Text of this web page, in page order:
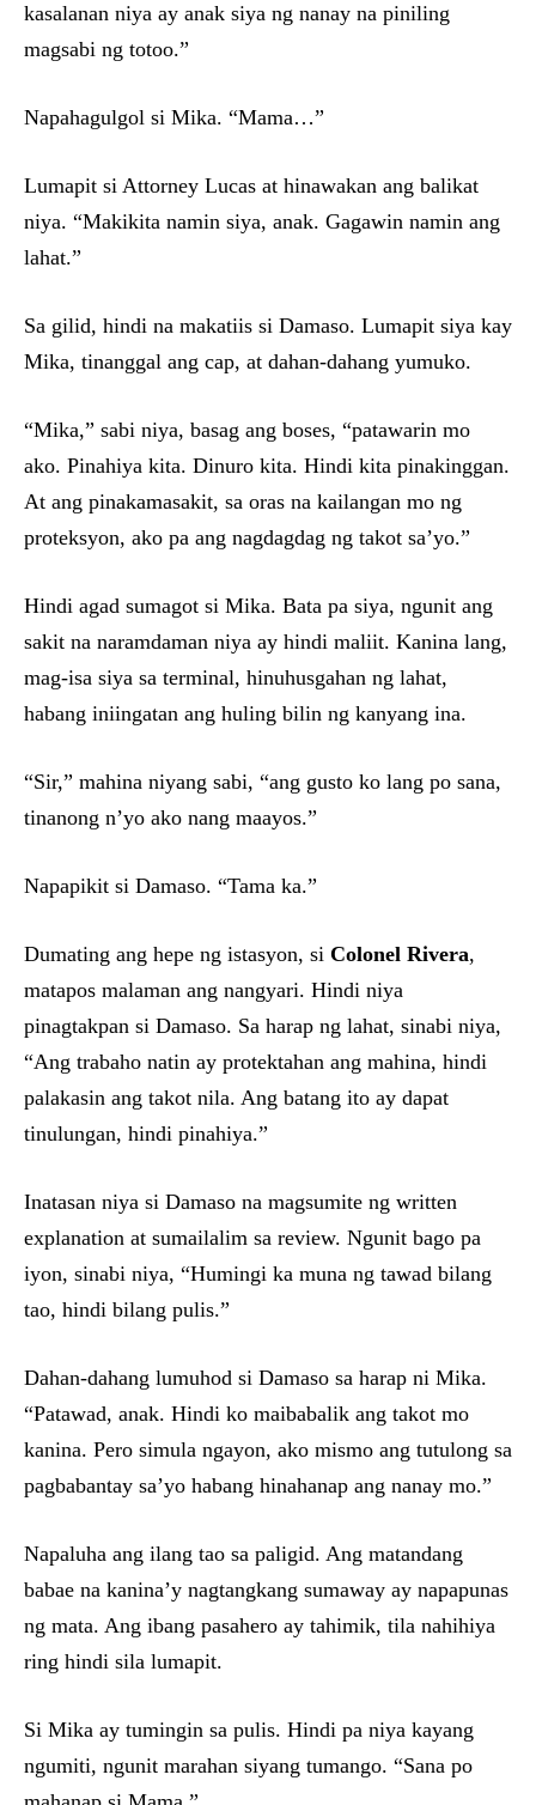
kasalanan niya ay anak siya ng nanay na piniling
magsabi ng totoo.”
Napahagulgol si Mika. “Mama…”
Lumapit si Attorney Lucas at hinawakan ang balikat
niya. “Makikita namin siya, anak. Gagawin namin ang
lahat.”
Sa gilid, hindi na makatiis si Damaso. Lumapit siya kay
Mika, tinanggal ang cap, at dahan-dahang yumuko.
“Mika,” sabi niya, basag ang boses, “patawarin mo
ako. Pinahiya kita. Dinuro kita. Hindi kita pinakinggan.
At ang pinakamasakit, sa oras na kailangan mo ng
proteksyon, ako pa ang nagdagdag ng takot sa’yo.”
Hindi agad sumagot si Mika. Bata pa siya, ngunit ang
sakit na naramdaman niya ay hindi maliit. Kanina lang,
mag-isa siya sa terminal, hinuhusgahan ng lahat,
habang iniingatan ang huling bilin ng kanyang ina.
“Sir,” mahina niyang sabi, “ang gusto ko lang po sana,
tinanong n’yo ako nang maayos.”
Napapikit si Damaso. “Tama ka.”
Dumating ang hepe ng istasyon, si Colonel Rivera,
matapos malaman ang nangyari. Hindi niya
pinagtakpan si Damaso. Sa harap ng lahat, sinabi niya,
“Ang trabaho natin ay protektahan ang mahina, hindi
palakasin ang takot nila. Ang batang ito ay dapat
tinulungan, hindi pinahiya.”
Inatasan niya si Damaso na magsumite ng written
explanation at sumailalim sa review. Ngunit bago pa
iyon, sinabi niya, “Humingi ka muna ng tawad bilang
tao, hindi bilang pulis.”
Dahan-dahang lumuhod si Damaso sa harap ni Mika.
“Patawad, anak. Hindi ko maibabalik ang takot mo
kanina. Pero simula ngayon, ako mismo ang tutulong sa
pagbabantay sa’yo habang hinahanap ang nanay mo.”
Napaluha ang ilang tao sa paligid. Ang matandang
babae na kanina’y nagtangkang sumaway ay napapunas
ng mata. Ang ibang pasahero ay tahimik, tila nahihiya
ring hindi sila lumapit.
Si Mika ay tumingin sa pulis. Hindi pa niya kayang
ngumiti, ngunit marahan siyang tumango. “Sana po